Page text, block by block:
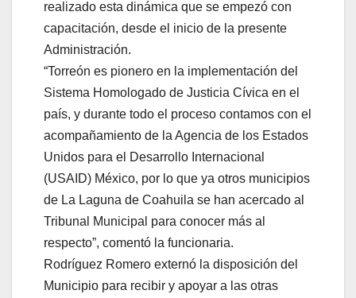
realizado esta dinámica que se empezó con
capacitación, desde el inicio de la presente
Administración.
“Torreón es pionero en la implementación del
Sistema Homologado de Justicia Cívica en el
país, y durante todo el proceso contamos con el
acompañamiento de la Agencia de los Estados
Unidos para el Desarrollo Internacional
(USAID) México, por lo que ya otros municipios
de La Laguna de Coahuila se han acercado al
Tribunal Municipal para conocer más al
respecto”, comentó la funcionaria.
Rodríguez Romero externó la disposición del
Municipio para recibir y apoyar a las otras